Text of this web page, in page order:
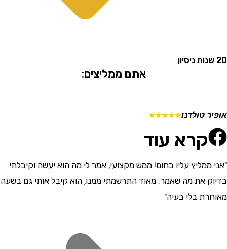
אתם ממליצים:
טולדנו☆
☆
☆
☆
☆
קרא עוד
עליו בחום! ממש מקצועי, אמר לי מה הוא יעשה וקיבלתי
את מה שאמר. מאוד התרשמתי ממנו, הוא קיבל אותי גם בשעה
בלי בעיה"